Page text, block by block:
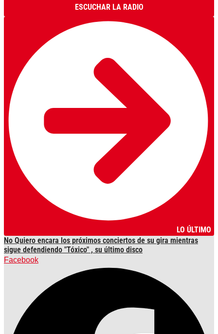
ESCUCHAR LA RADIO
LO ÚLTIMO
No Quiero encara los próximos conciertos de su gira mientras
sigue defendiendo "Tóxico" , su último disco
Facebook